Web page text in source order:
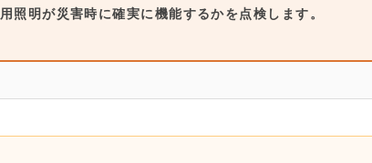
照明が災害時に確実に機能するかを点検します。